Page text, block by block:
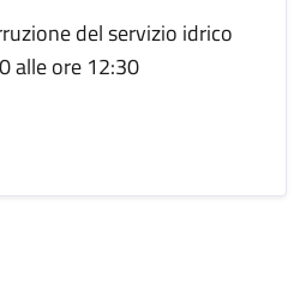
del servizio idrico
alle ore 12:30